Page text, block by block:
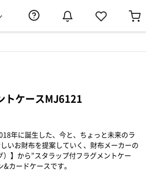
トケースMJ6121
年に誕生した、今と、ちょっと未来のラ
いお財布を提案していく、財布メーカーの
】から”スタラップ付フラグメントケー
カードケースです。